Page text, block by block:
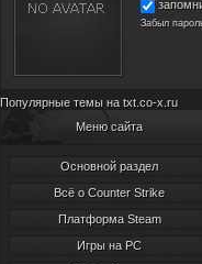
Забыл
Популярные темы на txt.co-x.ru
Меню сайта
Основной раздел
Всё о Counter Strike
Платформа Steam
Игры на PC